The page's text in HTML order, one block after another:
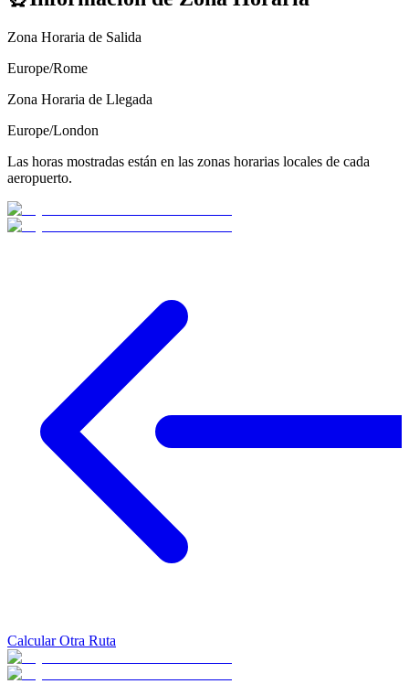
Zona Horaria de Salida
Europe/Rome
Zona Horaria de Llegada
Europe/London
Las horas mostradas están en las zonas horarias locales de cada
aeropuerto.
Calcular Otra Ruta